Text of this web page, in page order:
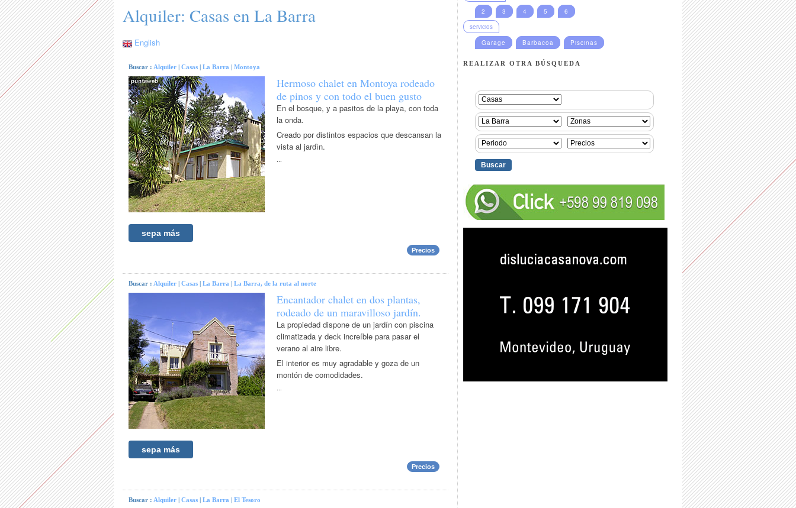
Alquiler: Casas en La Barra
English
Buscar : Alquiler Casas La Barra Montoya
Hermoso chalet en Montoya rodeado
de pinos y con todo el buen gusto
En el bosque, y a pasitos de la playa, con toda
la onda.
Creado por distintos espacios que descansan la
vista al jardìn.
...
sepa más
Precios
Buscar : Alquiler Casas La Barra La Barra, de la ruta al norte
Encantador chalet en dos plantas,
rodeado de un maravilloso jardín.
La propiedad dispone de un jardín con piscina
climatizada y deck increíble para pasar el
verano al aire libre.
El interior es muy agradable y goza de un
montón de comodidades.
...
sepa más
Precios
Buscar : Alquiler Casas La Barra El Tesoro
2
3 4 5
6
servicios
Garage
Barbacoa Piscinas
REALIZAR OTRA BÚSQUEDA